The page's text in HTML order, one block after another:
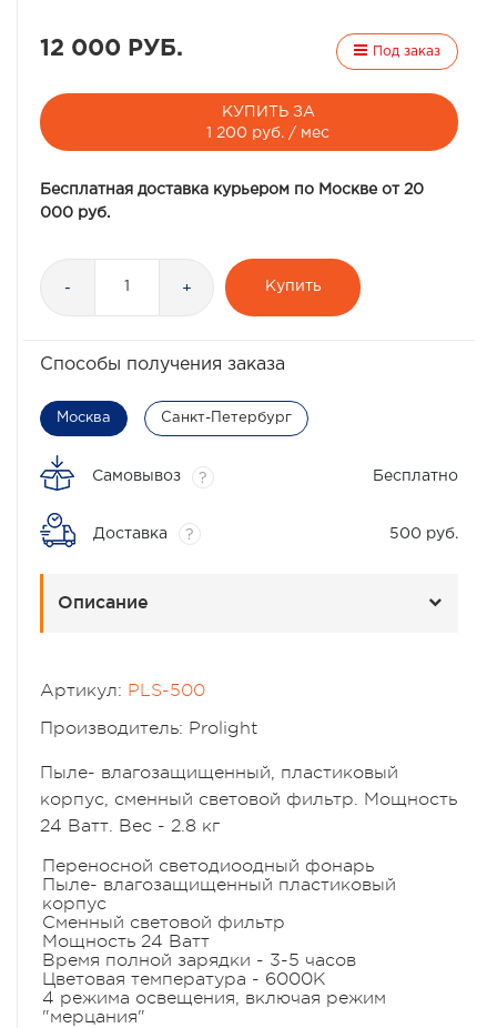
12 000 РУБ. Под заказ
КУПИТЬ ЗА
1 200 руб. / мес
Бесплатная доставка курьером по Москве от 20
000 руб.
- + Купить
Способы получения заказа
Москва Санкт-Петербург
Самовывоз ? Бесплатно
Доставка ? 500 руб.
Описание
Артикул: PLS-500
Производитель: Prolight
Пыле- влагозащищенный, пластиковый
корпус, сменный световой фильтр. Мощность
24 Ватт. Вес - 2.8 кг
Переносной светодиоодный фонарь
Пыле- влагозащищенный пластиковый
корпус
Cменный световой фильтр
Мощность 24 Ватт
Время полной зарядки - 3-5 часов
Цветовая температура - 6000К
4 режима освещения, включая режим
"мерцания"